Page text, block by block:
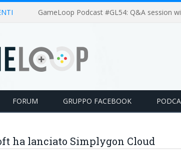
FORUM GRUPPO FACEBOOK
ha lanciato Simplygon Cloud